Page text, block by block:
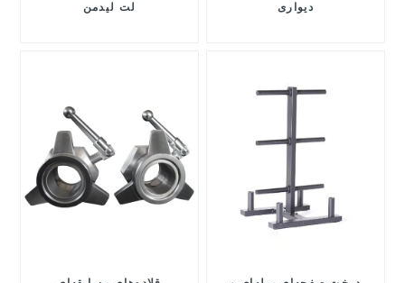
لت لیدمن
دیواری